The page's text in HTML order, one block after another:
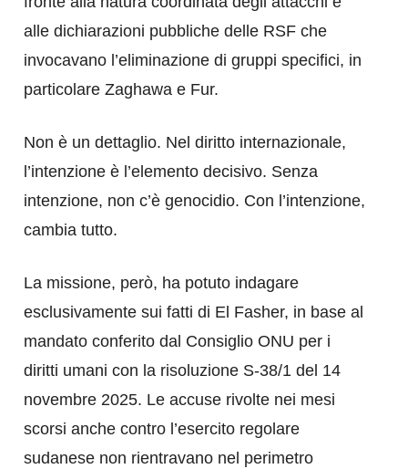
alle dichiarazioni pubbliche delle RSF che
invocavano l’eliminazione di gruppi specifici, in
particolare Zaghawa e Fur.
Non è un dettaglio. Nel diritto internazionale,
l’intenzione è l’elemento decisivo. Senza
intenzione, non c’è genocidio. Con l’intenzione,
cambia tutto.
La missione, però, ha potuto indagare
esclusivamente sui fatti di El Fasher, in base al
mandato conferito dal Consiglio ONU per i
diritti umani con la risoluzione S-38/1 del 14
novembre 2025. Le accuse rivolte nei mesi
scorsi anche contro l’esercito regolare
sudanese non rientravano nel perimetro